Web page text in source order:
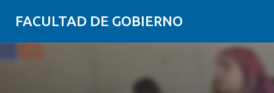
FACULTAD DE GOBIERNO